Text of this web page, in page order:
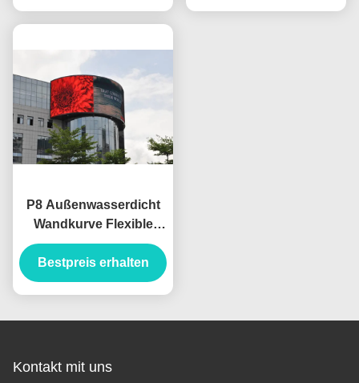
P8 Außenwasserdicht
Wandkurve Flexible
Videowerbung Led-
Display Bildschirm
Bestpreis erhalten
Kontakt mit uns